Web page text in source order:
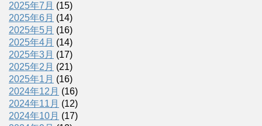
2025年7月 (15)
2025年6月 (14)
2025年5月 (16)
2025年4月 (14)
2025年3月 (17)
2025年2月 (21)
2025年1月 (16)
2024年12月 (16)
2024年11月 (12)
2024年10月 (17)